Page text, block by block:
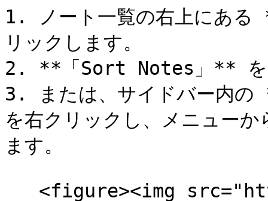
1. ノート一覧の右上にあ
リックします。
2. **「Sort Notes」** を
3. または、サイドバー内
を右クリックし、メニュ
ます。